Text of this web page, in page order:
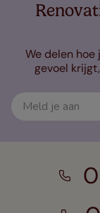
We delen
gevoel